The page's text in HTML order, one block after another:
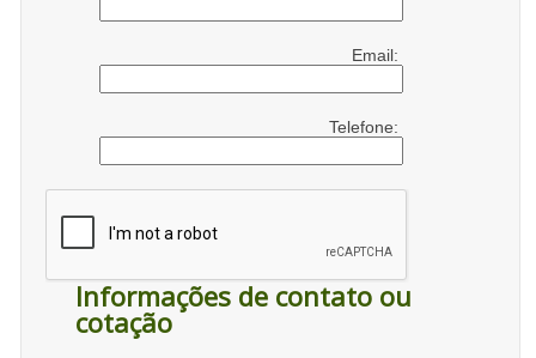
Email:
Telefone:
Informações de contato ou
cotação